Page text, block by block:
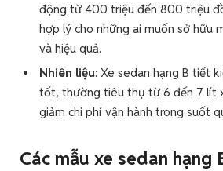
động từ 400 triệu đến 800 triệu
hợp lý cho những ai muốn sở hữu
và hiệu quả.
Nhiên liệu: Xe sedan hạng B tiết
tốt, thường tiêu thụ từ 6 đến 7 lít
giảm chi phí vận hành trong suốt
Các mẫu xe sedan hạng